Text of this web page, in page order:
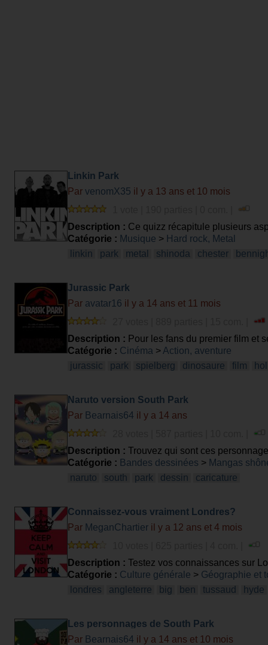
Linkin Park
Par venomX35 il y a 13 ans et 10 mois
Description : Ce quizz récapitule plusieurs
Catégorie : Musique > Hard rock, Metal
linkin
park metal shinoda chester
Jurassic Park
Par avatar16 il y a 14 ans et 11 mois
Description : Pour les fans du premier film et
Catégorie : Cinéma > Action, aventure
jurassic
park spielberg dinosaure film
Naruto version South Park
Par Bearnais64 il y a 14 ans
Description : Trouvez qui sont ces
Catégorie : Bandes dessinées > Mangas
naruto
south park dessin caricature
Connaissez-vous vraiment Londres?
Par MeganChartier il y a 12 ans et 4 mois
Description : Testez vos connaissances sur
Catégorie : Culture générale > Géographie et
londres
angleterre big ben tussaud hyde
Les personnages de South Park
Par Bearnais64 il y a 14 ans et 10 mois